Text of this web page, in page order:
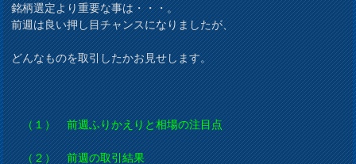
銘柄選定より重要な事は・・・。
前週は良い押し目チャンスになりましたが、
どんなものを取引したかお見せします。
（１） 前週ふりかえりと相場の注目点
（２） 前週の取引結果